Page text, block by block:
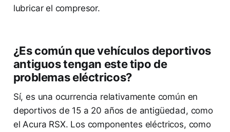
lubricar el compresor.
¿Es común que vehículos deportivos
antiguos tengan este tipo de
problemas eléctricos?
Sí, es una ocurrencia relativamente común en
deportivos de 15 a 20 años de antigüedad, como
el Acura RSX. Los componentes eléctricos, como